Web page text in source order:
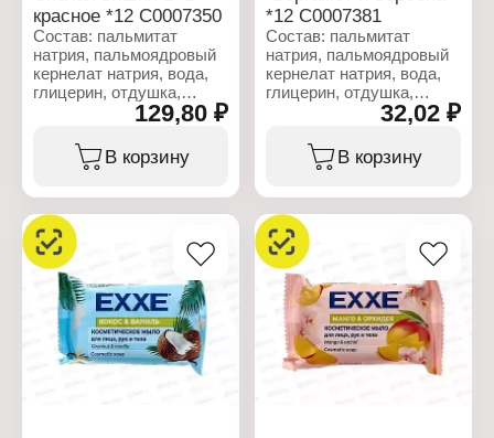
красное *12 С0007350
Состав: пальмитат
натрия, пальмоядровый
кернелат натрия, вода,
глицерин, отдушка,
триэтаноламин,
ПЭГ-400, винная
кислота, бензойная
натрия, тетранатрия
этидронат, Cl 77891, Cl
12490, Cl 11680, Cl 74160.
Характеристики:
Бренд: EXXE
Серия: 1+1
Тип товара:
Косметическое мыло
129,80 ₽
В корзину
*12 С0007381
Состав: пальмитат
натрия, пальмоядровый
кернелат натрия, вода,
глицерин, отдушка,
триэтаноламин,
ПЭГ-400, винная
кислота, бензойная
тетранатрия этидронат,
Cl 77891, CI 11680, Cl
74260.
Характеристики:
Бренд: EXXE
Тип товара:
Косметическое мыло
Назначение: для лица,
32,02 ₽
В корзину